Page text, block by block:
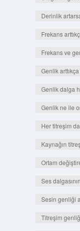
Derinlik
Frekans
Frekans ve
Genlik
Genlik dalga
Genlik ne ile
Her titreşim
Kaynağın
Ortam
Ses
Sesin genliği
Titreşim